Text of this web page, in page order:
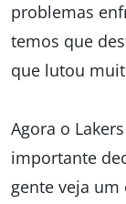
problemas
temos que
que lutou
Agora o
importante
gente veja